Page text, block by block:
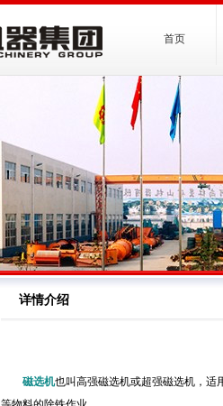
首页
详情介绍
磁选机也叫高强磁选机或超强磁选机，适